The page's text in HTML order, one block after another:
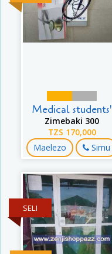
Medical students'
Zimebaki 300
TZS 170,000
Maelezo Simu
SELI